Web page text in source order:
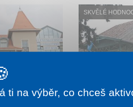
SKVĚLÉ
ti na výběr, co chceš